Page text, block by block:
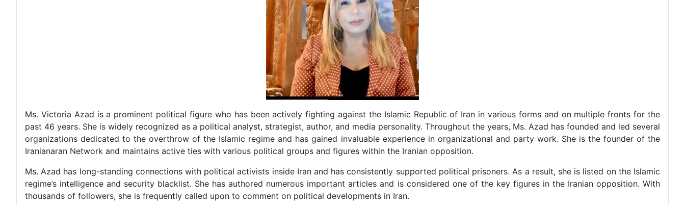
Ms. Victoria Azad is a prominent political figure who has been actively fighting against the Islamic Republic of Iran in various forms and on multiple fronts for the
past 46 years. She is widely recognized as a political analyst, strategist, author, and media personality. Throughout the years, Ms. Azad has founded and led several
organizations dedicated to the overthrow of the Islamic regime and has gained invaluable experience in organizational and party work. She is the founder of the
Iranianaran Network and maintains active ties with various political groups and figures within the Iranian opposition.
Ms. Azad has long-standing connections with political activists inside Iran and has consistently supported political prisoners. As a result, she is listed on the Islamic
regime’s intelligence and security blacklist. She has authored numerous important articles and is considered one of the key figures in the Iranian opposition. With
thousands of followers, she is frequently called upon to comment on political developments in Iran.